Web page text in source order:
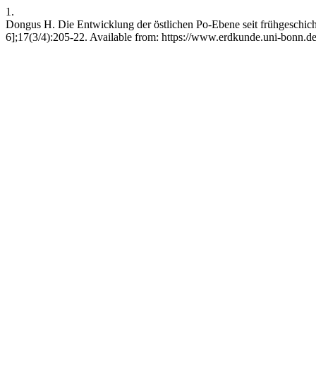
1.
Dongus H. Die Entwicklung der östlichen Po-Ebene seit
6];17(3/4):205-22. Available from: https://www.erdkunde.uni-